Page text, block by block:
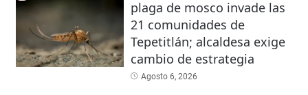
plaga de mosco invade las
21 comunidades de
Tepetitlán; alcaldesa exige
cambio de estrategia
Agosto 6, 2026